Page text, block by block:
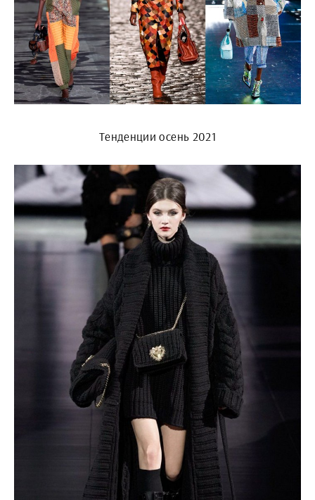
Тенденции осень 2021